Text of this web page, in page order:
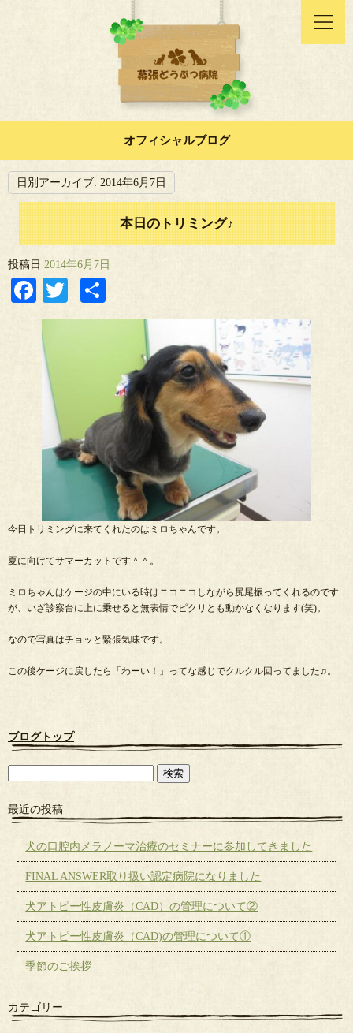
オフィシャルブログ
日別アーカイブ: 2014年6月7日
本日のトリミング♪
投稿日 2014年6月7日
Facebook
Twitter
有
今日トリミングに来てくれたのはミロちゃんです。
夏に向けてサマーカットです＾＾。
ミロちゃんはケージの中にいる時はニコニコしながら尻尾振ってくれるのです
が、いざ診察台に上に乗せると無表情でピクリとも動かなくなります(笑)。
なので写真はチョッと緊張気味です。
この後ケージに戻したら「わーい！」ってな感じでクルクル回ってました♫。
ブログトップ
最近の投稿
犬の口腔内メラノーマ治療のセミナーに参加してきました
FINAL ANSWER取り扱い認定病院になりました
犬アトピー性皮膚炎（CAD）の管理について②
犬アトピー性皮膚炎（CAD)の管理について①
季節のご挨拶
カテゴリー